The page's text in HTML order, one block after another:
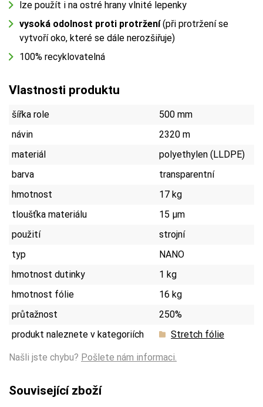
lze použít i na ostré hrany vlnité lepenky
vysoká odolnost proti protržení(při protržení se
vytvoří oko, které se dále nerozšiřuje)
100% recyklovatelná
Vlastnosti produktu
šířka role
500 mm
návin
2320 m
materiál
polyethylen (LLDPE)
barva
transparentní
hmotnost
17 kg
tloušťka materiálu
15 µm
použití
strojní
typ
NANO
hmotnost dutinky
1 kg
hmotnost fólie
16 kg
průtažnost
250%
produkt naleznete v kategoriích
Stretch fólie
Našli jste chybu? Pošlete nám informaci.
Související zboží